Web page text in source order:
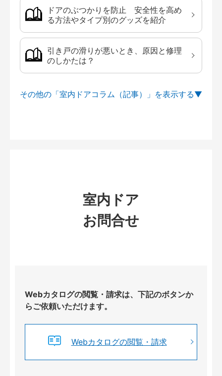
ドアのぶつかりを防止 安全性を高め
る方法やタイプ別のグッズを紹介
引き戸の滑りが悪いとき、原因と修理
のしかたは？
その他の「室内ドアコラム（記事）」を
室内ドア
お問合せ
Webカタログの閲覧・請求は、下記のボタンか
らご依頼いただけます。
Webカタログの閲覧・請求